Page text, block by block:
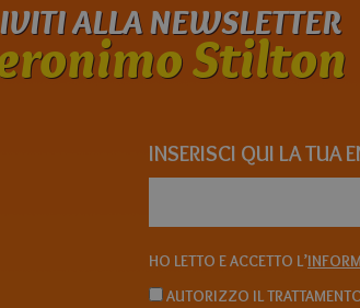
ALLA NEWSLETTER
Stilton
INSERISCI QUI LA TUA
HO LETTO E ACCETTO L’
AUTORIZZO IL